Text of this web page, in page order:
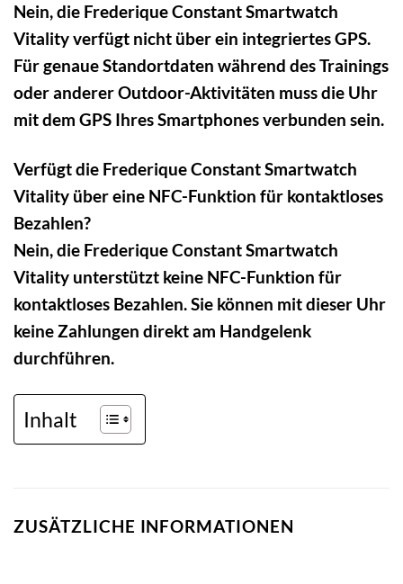
Nein, die Frederique Constant Smartwatch
Vitality verfügt nicht über ein integriertes GPS.
Für genaue Standortdaten während des Trainings
oder anderer Outdoor-Aktivitäten muss die Uhr
mit dem GPS Ihres Smartphones verbunden sein.
Verfügt die Frederique Constant Smartwatch
Vitality über eine NFC-Funktion für kontaktloses
Bezahlen?
Nein, die Frederique Constant Smartwatch
Vitality unterstützt keine NFC-Funktion für
kontaktloses Bezahlen. Sie können mit dieser Uhr
keine Zahlungen direkt am Handgelenk
durchführen.
Inhalt
ZUSÄTZLICHE INFORMATIONEN